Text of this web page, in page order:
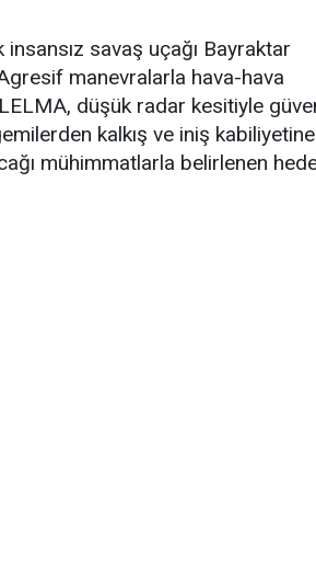
savaş uçağı Bayraktar
manevralarla hava-hava
düşük radar kesitiyle
kalkış ve iniş
mühimmatlarla belirlenen